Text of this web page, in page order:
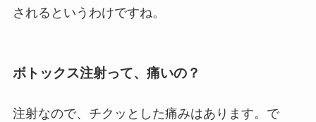
されるというわけですね。
ボトックス注射って、痛いの？
注射なので、チクッとした痛みはあります。で